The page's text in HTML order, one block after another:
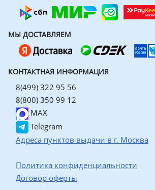
МЫ ДОСТАВЛЯЕМ
КОНТАКТНАЯ ИНФОРМАЦИЯ
8(499) 322 95 56
8(800) 350 99 12
MAX
Telegram
Адреса пунктов выдачи в г. Москва
Политика конфиденциальности
Договор оферты